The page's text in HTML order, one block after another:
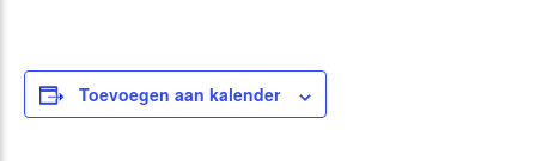
Toevoegen aan kalender